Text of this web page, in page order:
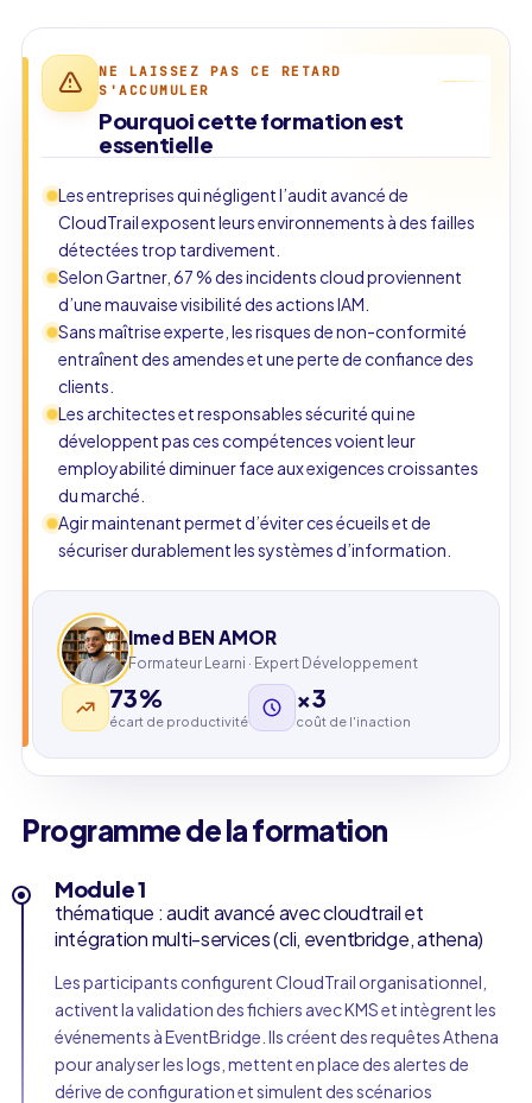
NE LAISSEZ PAS CE RETARD
S'ACCUMULER
Pourquoi cette formation est
essentielle
Les entreprises qui négligent l’audit avancé de
CloudTrail exposent leurs environnements à des failles
détectées trop tardivement.
Selon Gartner, 67 % des incidents cloud proviennent
d’une mauvaise visibilité des actions IAM.
Sans maîtrise experte, les risques de non-conformité
entraînent des amendes et une perte de confiance des
clients.
Les architectes et responsables sécurité qui ne
développent pas ces compétences voient leur
employabilité diminuer face aux exigences croissantes
du marché.
Agir maintenant permet d’éviter ces écueils et de
sécuriser durablement les systèmes d’information.
Imed BEN AMOR
Formateur Learni · Expert Développement
73%
écart de productivité
×3
coût de l'inaction
Programme de la formation
Module 1
thématique : audit avancé avec cloudtrail et
intégration multi-services (cli, eventbridge, athena)
Les participants configurent CloudTrail organisationnel,
activent la validation des fichiers avec KMS et intègrent les
événements à EventBridge. Ils créent des requêtes Athena
pour analyser les logs, mettent en place des alertes de
dérive de configuration et simulent des scénarios